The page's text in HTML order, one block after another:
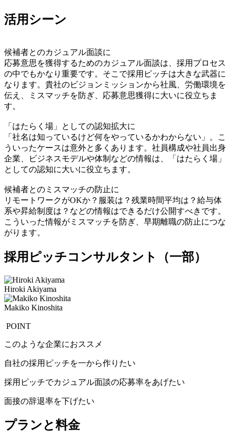
活用シーン
候補者とのカジュアル面談に
応募意思を獲得するためのカジュアル面談は、採用プロセス
の中でもかなり重要です。そこで採用ピッチは大きな武器に
なります。貴社のビジョンミッションから社風、労働環境を
伝え、ミスマッチを防ぎ、応募意思獲得に大いに役立ちま
す。
「はたらく場」としての認知拡大に
「社名は知っているけど何をやっているかわからない」。こ
ういったケースは意外と多くあります。社員構成や社員出身
企業、ビジネスモデルや体制などの情報は、「はたらく場」
としての認知に大いに役立ちます。
候補者とのミスマッチの防止に
リモートワークがOKか？服装は？残業時間平均は？給与体
系や昇給制度は？などの情報はできるだけ公開すべきです。
こういった情報がミスマッチを防ぎ、早期離職の防止につな
がります。
採用ピッチコンサルタント（一部）
Hiroki Akiyama
Makiko Kinoshita
POINT
このような企業におススメ
自社の採用ピッチを一から作りたい
採用ピッチでカジュアル面談の応募率をあげたい
面接の辞退率を下げたい
プランと料金